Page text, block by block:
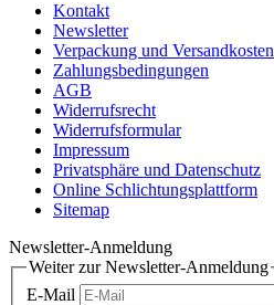
Kontakt
Newsletter
Verpackung und Versandkosten
Zahlungsbedingungen
AGB
Widerrufsrecht
Widerrufsformular
Impressum
Privatsphäre und Datenschutz
Online Schlichtungsplattform
Sitemap
Newsletter-Anmeldung
Weiter zur Newsletter-Anmeldung
E-Mail